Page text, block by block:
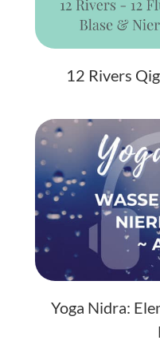
12 Rivers
Yoga Nidra: